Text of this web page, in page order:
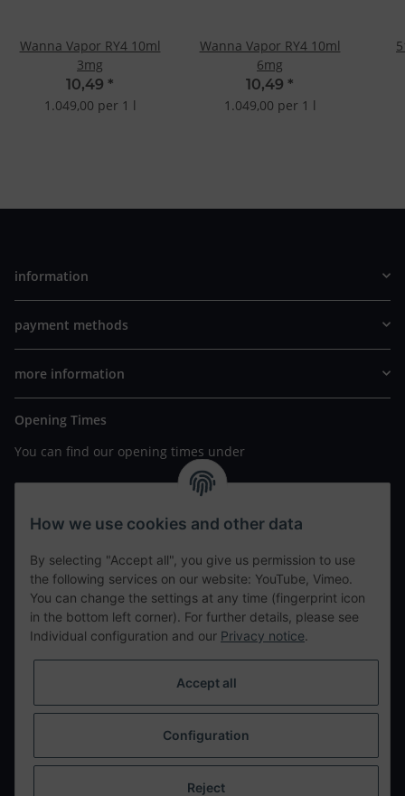
Wanna Vapor RY4 10ml
3mg
10,49 *
1.049,00 per 1 l
Wanna Vapor RY4 10ml
6mg
10,49 *
1.049,00 per 1 l
information
payment methods
more information
Opening Times
You can find our opening times under
https://www.wannavapor.de/Filialen
your personal site
contact details
tweet
teilen
Withdraw from contract
shipping fees
How we use cookies and other data
By selecting "Accept all", you give us permission to use
the following services on our website: YouTube, Vimeo.
You can change the settings at any time (fingerprint icon
in the bottom left corner). For further details, please see
Individual configuration and our Privacy notice.
Accept all
Configuration
Reject